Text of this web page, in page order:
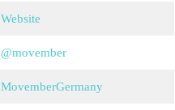
Website
@movember
MovemberGermany